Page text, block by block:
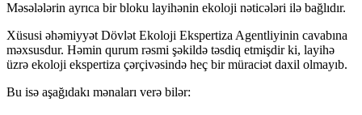
Məsələlərin ayrıca bir bloku layihənin ekoloji nəticələri ilə bağlıdır.
Xüsusi əhəmiyyət Dövlət Ekoloji Ekspertiza Agentliyinin cavabına
məxsusdur. Həmin qurum rəsmi şəkildə təsdiq etmişdir ki, layihə
üzrə ekoloji ekspertiza çərçivəsində heç bir müraciət daxil olmayıb.
Bu isə aşağıdakı mənaları verə bilər: